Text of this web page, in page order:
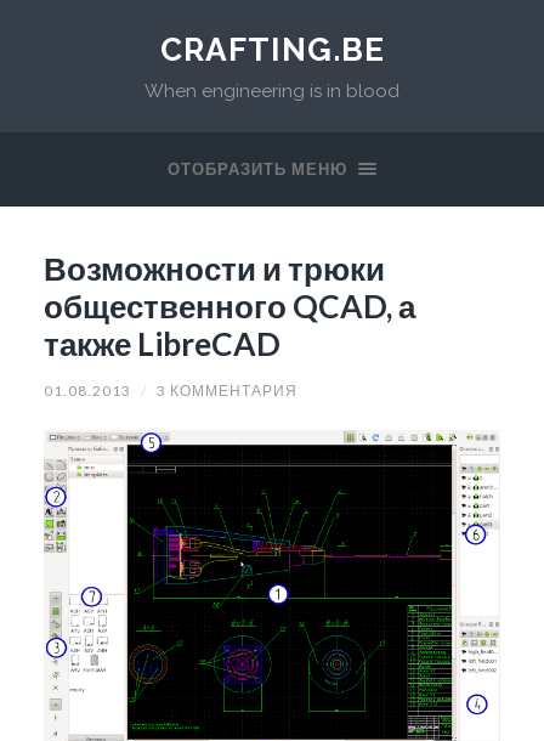
CRAFTING.BE
When engineering is in blood
ОТОБРАЗИТЬ МЕНЮ
Возможности и трюки
общественного QCAD, а
также LibreCAD
01.08.2013 / 3 КОММЕНТАРИЯ